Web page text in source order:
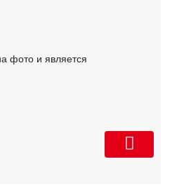
фото и является